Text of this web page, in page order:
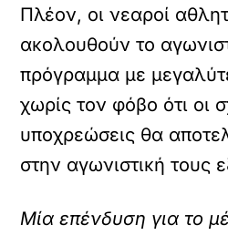
Πλέον, οι νεαροί
ακολουθούν το
πρόγραμμα με
χωρίς τον φόβο ότι οι
υποχρεώσεις θα
στην αγωνιστική τους
Μία επένδυση για το